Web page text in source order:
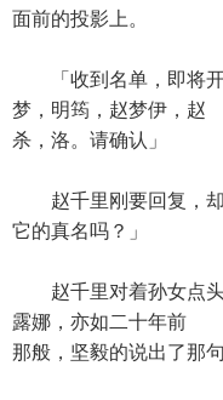
面前的投影上。
「收到名单，即将开
梦，明筠，赵梦伊，赵
杀，洛。请确认」
赵千里刚要回复，却
它的真名吗？」
赵千里对着孙女点头
露娜，亦如二十年前
那般，坚毅的说出了那